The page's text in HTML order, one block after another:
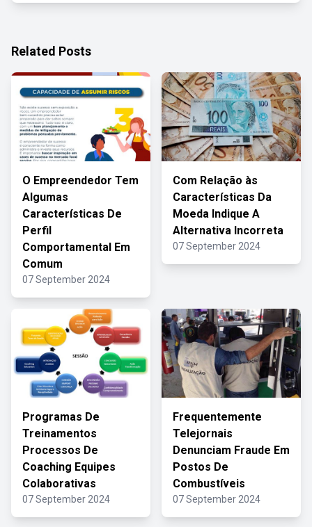
Related Posts
O Empreendedor Tem
Algumas
Características De
Perfil
Comportamental Em
Comum
07 September 2024
Com Relação às
Características Da
Moeda Indique A
Alternativa Incorreta
07 September 2024
Programas De
Treinamentos
Processos De
Coaching Equipes
Colaborativas
07 September 2024
Frequentemente
Telejornais
Denunciam Fraude Em
Postos De
Combustíveis
07 September 2024